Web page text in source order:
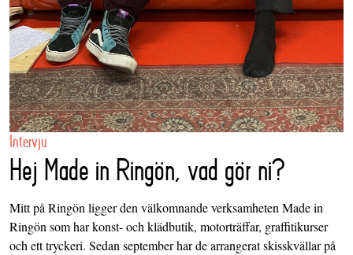
Intervju
Hej Made in Ringön, vad gör ni?
Mitt på Ringön ligger den välkomnande verksamheten Made in
Ringön som har konst- och klädbutik, motorträffar, graffitikurser
och ett tryckeri. Sedan september har de arrangerat skisskvällar på